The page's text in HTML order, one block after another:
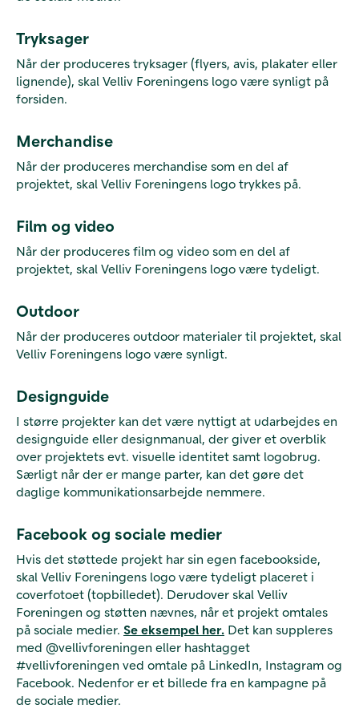
Tryksager
Når der produceres tryksager (flyers, avis, plakater eller
lignende), skal Velliv Foreningens logo være synligt på
forsiden.
Merchandise
Når der produceres merchandise som en del af
projektet, skal Velliv Foreningens logo trykkes på.
Film og video
Når der produceres film og video som en del af
projektet, skal Velliv Foreningens logo være tydeligt.
Outdoor
Når der produceres outdoor materialer til projektet, skal
Velliv Foreningens logo være synligt.
Designguide
I større projekter kan det være nyttigt at udarbejdes en
designguide eller designmanual, der giver et overblik
over projektets evt. visuelle identitet samt logobrug.
Særligt når der er mange parter, kan det gøre det
daglige kommunikationsarbejde nemmere.
Facebook og sociale medier
Hvis det støttede projekt har sin egen facebookside,
skal Velliv Foreningens logo være tydeligt placeret i
coverfotoet (topbilledet). Derudover skal Velliv
Foreningen og støtten nævnes, når et projekt omtales
på sociale medier. Se eksempel her. Det kan suppleres
med @vellivforeningen eller hashtagget
#vellivforeningen ved omtale på LinkedIn, Instagram og
Facebook. Nedenfor er et billede fra en kampagne på
de sociale medier.